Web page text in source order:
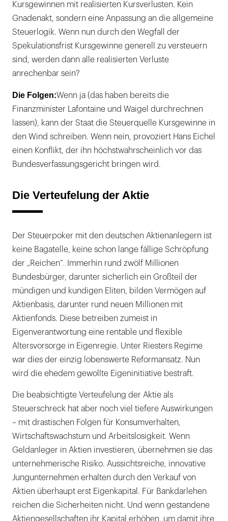
Kursgewinnen mit realisierten Kursverlusten. Kein
Gnadenakt, sondern eine Anpassung an die allgemeine
Steuerlogik. Wenn nun durch den Wegfall der
Spekulationsfrist Kursgewinne generell zu versteuern
sind, werden dann alle realisierten Verluste
anrechenbar sein?
Die Folgen:Wenn ja (das haben bereits die
Finanzminister Lafontaine und Waigel durchrechnen
lassen), kann der Staat die Steuerquelle Kursgewinne in
den Wind schreiben. Wenn nein, provoziert Hans Eichel
einen Konflikt, der ihn höchstwahrscheinlich vor das
Bundesverfassungsgericht bringen wird.
Die Verteufelung der Aktie
Der Steuerpoker mit den deutschen Aktienanlegern ist
keine Bagatelle, keine schon lange fällige Schröpfung
der „Reichen“. Immerhin rund zwölf Millionen
Bundesbürger, darunter sicherlich ein Großteil der
mündigen und kundigen Eliten, bilden Vermögen auf
Aktienbasis, darunter rund neuen Millionen mit
Aktienfonds. Diese betreiben zumeist in
Eigenverantwortung eine rentable und flexible
Altersvorsorge in Eigenregie. Unter Riesters Regime
war dies der einzig lobenswerte Reformansatz. Nun
wird die ehedem gewollte Eigeninitiative bestraft.
Die beabsichtigte Verteufelung der Aktie als
Steuerschreck hat aber noch viel tiefere Auswirkungen
– mit drastischen Folgen für Konsumverhalten,
Wirtschaftswachstum und Arbeitslosigkeit. Wenn
Geldanleger in Aktien investieren, übernehmen sie das
unternehmerische Risiko. Aussichtsreiche, innovative
Jungunternehmen erhalten durch den Verkauf von
Aktien überhaupt erst Eigenkapital. Für Bankdarlehen
reichen die Sicherheiten nicht. Und wenn gestandene
Aktiengesellschaften ihr Kapital erhöhen, um damit ihre